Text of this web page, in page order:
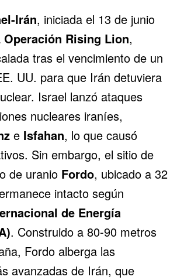
Irán, iniciada el 13 de junio
Operación Rising Lion,
tras el vencimiento de un
UU. para que Irán detuviera
Israel lanzó ataques
nucleares iraníes,
e Isfahan, lo que causó
Sin embargo, el sitio de
de uranio Fordo, ubicado a 32
intacto según
de Energía
. Construido a 80-90 metros
Fordo alberga las
avanzadas de Irán, que